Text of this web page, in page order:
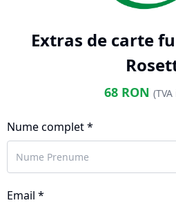
Extras de carte
68RON
Nume complet *
Email *